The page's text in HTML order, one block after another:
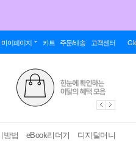
마이페이지 카트 주문/배송 고객센터
방법 eBook리더기 디지털머니